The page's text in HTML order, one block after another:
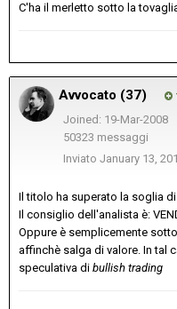
C'ha il merletto sotto la
Avvocato (37)
Joined: 19-Mar-2008
50323 messaggi
Inviato January 13,
Il titolo ha superato la soglia
Il consiglio dell'analista è:
Oppure è semplicemente
affinchè salga di valore. In tal
speculativa di bullish trading